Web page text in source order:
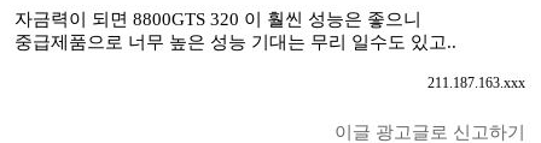
자금력이 되면 8800GTS 320 이 훨씬 성능은 좋으니
중급제품으로 너무 높은 성능 기대는 무리 일수도 있고..
211.187.163.xxx
이글 광고글로 신고하기